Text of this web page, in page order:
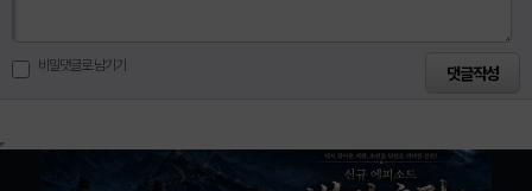
비밀댓글로 남기기